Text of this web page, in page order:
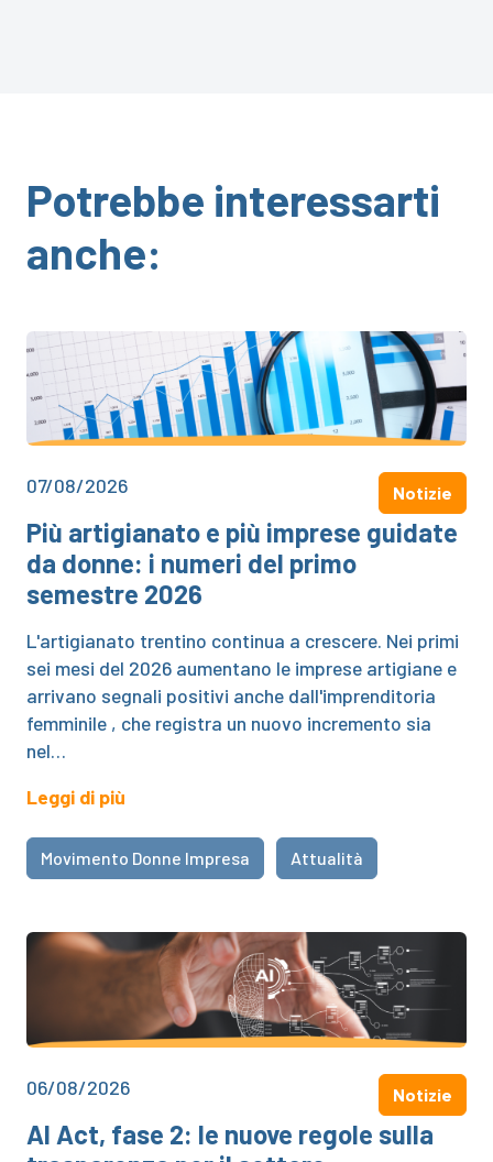
Potrebbe interessarti
anche:
07/08/2026 Notizie
Più artigianato e più imprese guidate
da donne: i numeri del primo
semestre 2026
L'artigianato trentino continua a crescere. Nei primi
sei mesi del 2026 aumentano le imprese artigiane e
arrivano segnali positivi anche dall'imprenditoria
femminile , che registra un nuovo incremento sia
nel…
Leggi di più
Movimento Donne Impresa Attualità
06/08/2026 Notizie
AI Act, fase 2: le nuove regole sulla